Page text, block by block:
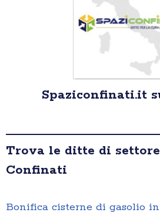
Spaziconfinati.it
Trova le ditte di
Confinati
Bonifica cisterne di gasolio